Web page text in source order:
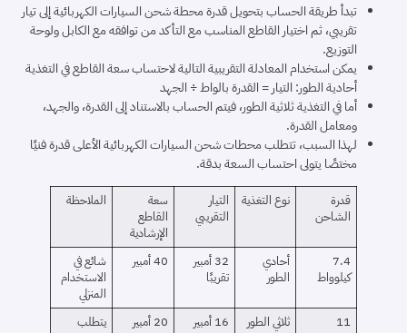
تبدأ طريقة الحساب بتحويل قدرة محطة شحن السيارات الكهربائية إلى تيار
تقريبي، ثم اختيار القاطع المناسب مع التأكد من توافقه مع الكابل ولوحة
التوزيع.
يمكن استخدام المعادلة التقريبية التالية لاحتساب سعة القاطع في التغذية
أحادية الطور: التيار = القدرة بالواط ÷ الجهد
أما في التغذية ثلاثية الطور، فيتم الحساب بالاستناد إلى القدرة، والجهد،
ومعامل القدرة.
لهذا السبب، تتطلب محطات شحن السيارات الكهربائية الأعلى قدرة فنيًا
مختصًا يتولى احتساب السعة بدقة.
قدرة
الشاحن
نوع التغذية
التيار
التقريبي
سعة
القاطع
الإرشادية
الملاحظة
7.4
كيلوواط
أحادي
الطور
32 أمبير
تقريبًا
40 أمبير
شائع في
الاستخدام
المنزلي
11
ثلاثي الطور
16 أمبير
20 أمبير
يتطلب